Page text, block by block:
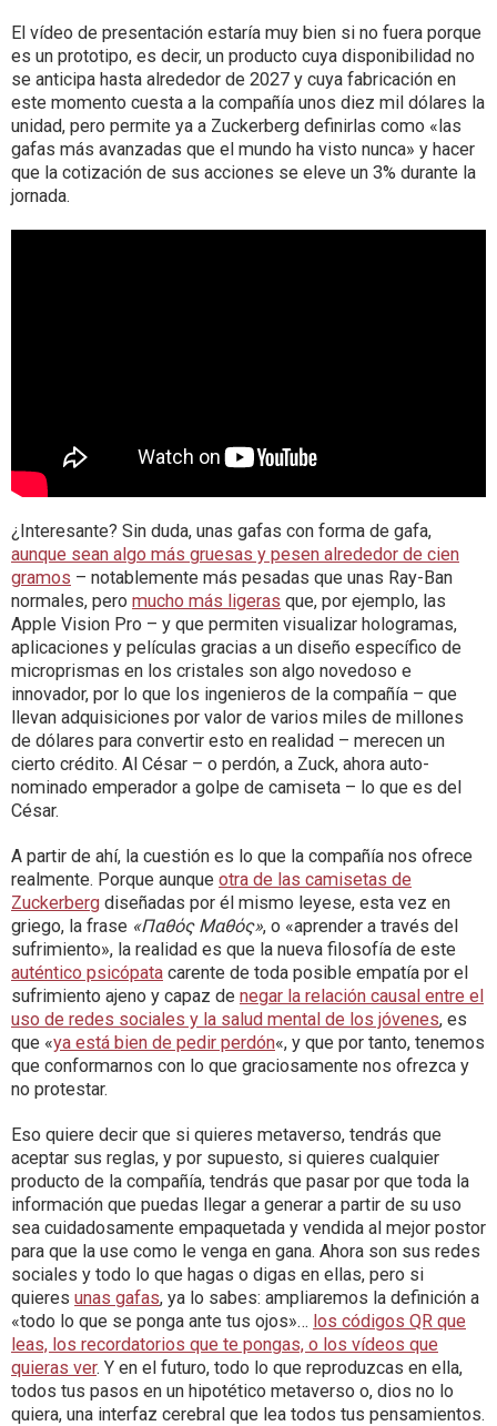
El vídeo de presentación estaría muy bien si no fuera porque
es un prototipo, es decir, un producto cuya disponibilidad no
se anticipa hasta alrededor de 2027 y cuya fabricación en
este momento cuesta a la compañía unos diez mil dólares la
unidad, pero permite ya a Zuckerberg definirlas como «las
gafas más avanzadas que el mundo ha visto nunca» y hacer
que la cotización de sus acciones se eleve un 3% durante la
jornada.
¿Interesante? Sin duda, unas gafas con forma de gafa,
aunque sean algo más gruesas y pesen alrededor de cien
gramos – notablemente más pesadas que unas Ray-Ban
normales, pero mucho más ligeras que, por ejemplo, las
Apple Vision Pro – y que permiten visualizar hologramas,
aplicaciones y películas gracias a un diseño específico de
microprismas en los cristales son algo novedoso e
innovador, por lo que los ingenieros de la compañía – que
llevan adquisiciones por valor de varios miles de millones
de dólares para convertir esto en realidad – merecen un
cierto crédito. Al César – o perdón, a Zuck, ahora auto-
nominado emperador a golpe de camiseta – lo que es del
César.
A partir de ahí, la cuestión es lo que la compañía nos ofrece
realmente. Porque aunque otra de las camisetas de
Zuckerberg diseñadas por él mismo leyese, esta vez en
griego, la frase «Παθός Μαθός», o «aprender a través del
sufrimiento», la realidad es que la nueva filosofía de este
auténtico psicópata carente de toda posible empatía por el
sufrimiento ajeno y capaz de negar la relación causal entre el
uso de redes sociales y la salud mental de los jóvenes, es
que «ya está bien de pedir perdón«, y que por tanto, tenemos
que conformarnos con lo que graciosamente nos ofrezca y
no protestar.
Eso quiere decir que si quieres metaverso, tendrás que
aceptar sus reglas, y por supuesto, si quieres cualquier
producto de la compañía, tendrás que pasar por que toda la
información que puedas llegar a generar a partir de su uso
sea cuidadosamente empaquetada y vendida al mejor postor
para que la use como le venga en gana. Ahora son sus redes
sociales y todo lo que hagas o digas en ellas, pero si
quieres unas gafas, ya lo sabes: ampliaremos la definición a
«todo lo que se ponga ante tus ojos»… los códigos QR que
leas, los recordatorios que te pongas, o los vídeos que
quieras ver. Y en el futuro, todo lo que reproduzcas en ella,
todos tus pasos en un hipotético metaverso o, dios no lo
quiera, una interfaz cerebral que lea todos tus pensamientos.